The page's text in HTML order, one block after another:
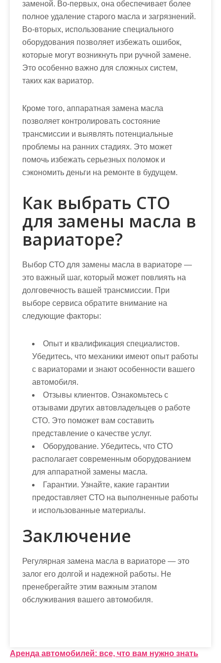
заменой. Во-первых, она обеспечивает более
полное удаление старого масла и загрязнений.
Во-вторых, использование специального
оборудования позволяет избежать ошибок,
которые могут возникнуть при ручной замене.
Это особенно важно для сложных систем,
таких как вариатор.
Кроме того, аппаратная замена масла
позволяет контролировать состояние
трансмиссии и выявлять потенциальные
проблемы на ранних стадиях. Это может
помочь избежать серьезных поломок и
сэкономить деньги на ремонте в будущем.
Как выбрать СТО
для замены масла в
вариаторе?
Выбор СТО для замены масла в вариаторе —
это важный шаг, который может повлиять на
долговечность вашей трансмиссии. При
выборе сервиса обратите внимание на
следующие факторы:
Опыт и квалификация специалистов.
Убедитесь, что механики имеют опыт работы
с вариаторами и знают особенности вашего
автомобиля.
Отзывы клиентов. Ознакомьтесь с
отзывами других автовладельцев о работе
СТО. Это поможет вам составить
представление о качестве услуг.
Оборудование. Убедитесь, что СТО
располагает современным оборудованием
для аппаратной замены масла.
Гарантии. Узнайте, какие гарантии
предоставляет СТО на выполненные работы
и использованные материалы.
Заключение
Регулярная замена масла в вариаторе — это
залог его долгой и надежной работы. Не
пренебрегайте этим важным этапом
обслуживания вашего автомобиля.
Н
Аренда автомобилей: все, что вам нужно знать